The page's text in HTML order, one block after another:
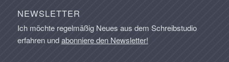
NEWSLETTER
Ich möchte regelmäßig Neues aus dem Schreibstudio
erfahren undabonniere den Newsletter!